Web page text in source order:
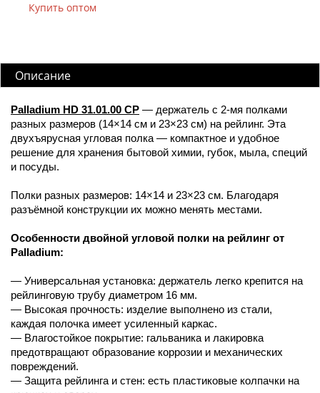
Купить оптом
Описание
Palladium HD 31.01.00 CP — держатель с 2-мя полками
разных размеров (14×14 см и 23×23 см) на рейлинг. Эта
двухъярусная угловая полка — компактное и удобное
решение для хранения бытовой химии, губок, мыла, специй
и посуды.
Полки разных размеров: 14×14 и 23×23 см. Благодаря
разъёмной конструкции их можно менять местами.
Особенности двойной угловой полки на рейлинг от
Palladium:
— Универсальная установка: держатель легко крепится на
рейлинговую трубу диаметром 16 мм.
— Высокая прочность: изделие выполнено из стали,
каждая полочка имеет усиленный каркас.
— Влагостойкое покрытие: гальваника и лакировка
предотвращают образование коррозии и механических
повреждений.
— Защита рейлинга и стен: есть пластиковые колпачки на